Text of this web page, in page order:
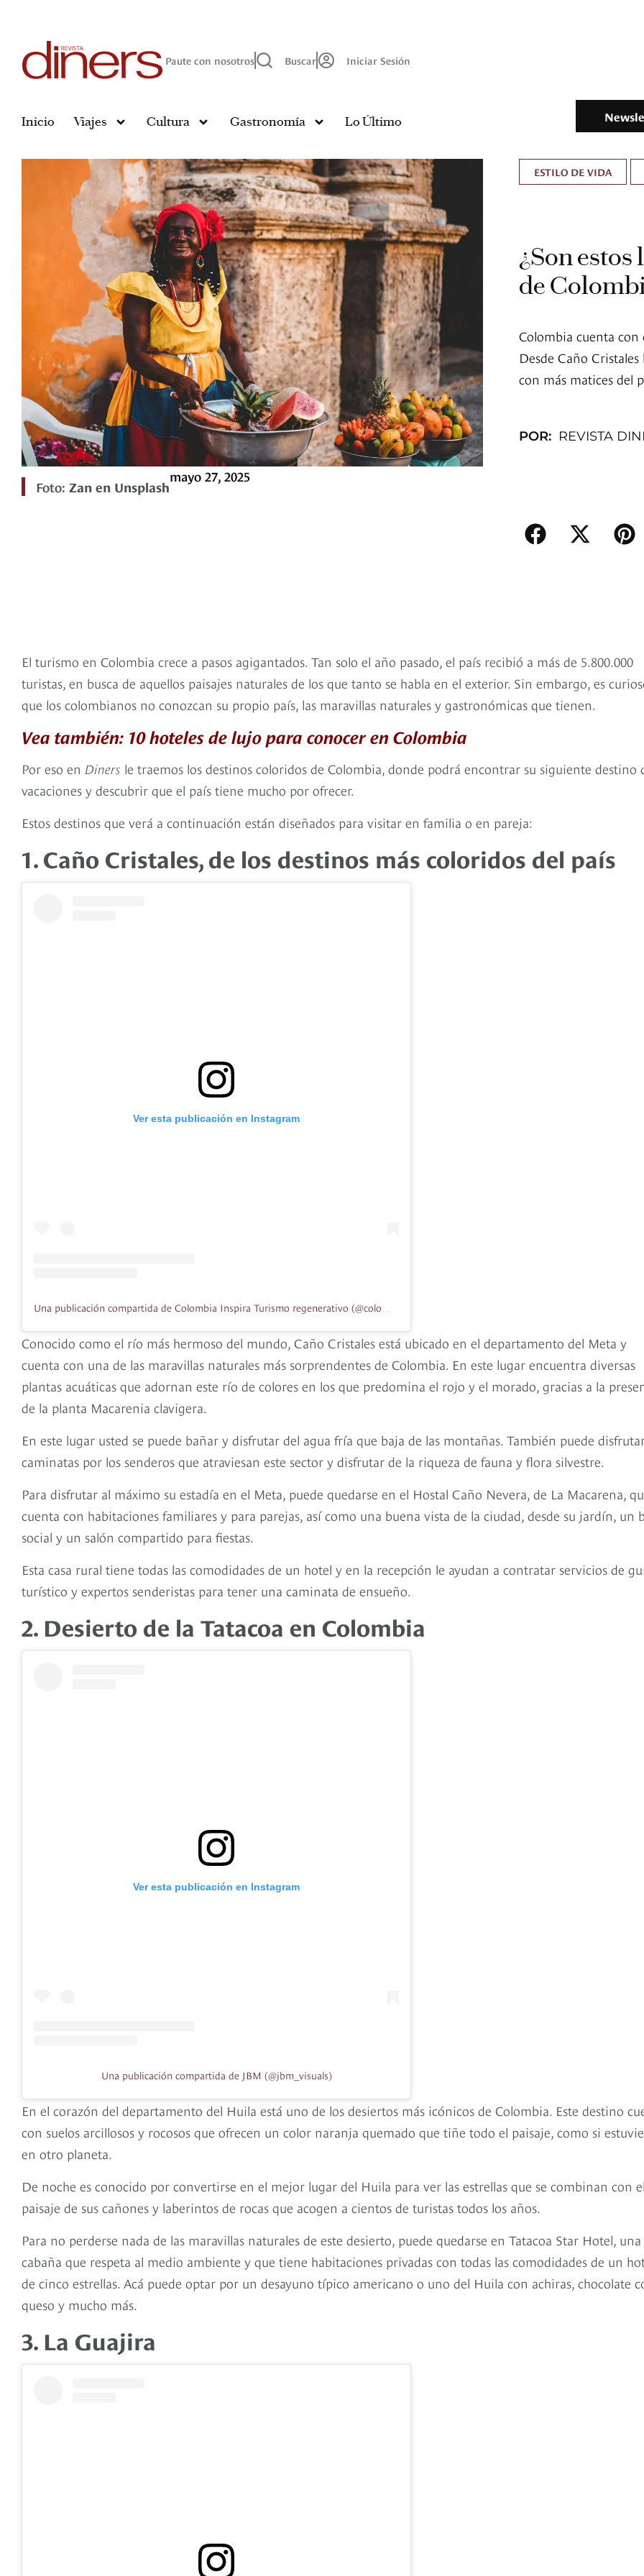
Paute con nosotros Buscar Iniciar Sesión
Inicio Viajes Cultura Gastronomía Lo Último
Foto: Zan en Unsplash
mayo 27, 2025
ESTILO DE VIDA
¿Son
de
Colombia cuenta con
Desde Caño
con más matices del
POR: REVISTA
El turismo en Colombia crece a pasos agigantados. Tan solo el año pasado, el país recibió a más de 5.800.000
turistas, en busca de aquellos paisajes naturales de los que tanto se habla en el exterior. Sin embargo, es
que los colombianos no conozcan su propio país, las maravillas naturales y gastronómicas que tienen.
Vea también: 10 hoteles de lujo para conocer en Colombia
Por eso en Diners le traemos los destinos coloridos de Colombia, donde podrá encontrar su siguiente destino
vacaciones y descubrir que el país tiene mucho por ofrecer.
Estos destinos que verá a continuación están diseñados para visitar en familia o en pareja:
1. Caño Cristales, de los destinos más coloridos del país
Ver esta publicación en Instagram
Conocido como el río más hermoso del mundo, Caño Cristales está ubicado en el departamento del Meta y
cuenta con una de las maravillas naturales más sorprendentes de Colombia. En este lugar encuentra diversas
plantas acuáticas que adornan este río de colores en los que predomina el rojo y el morado, gracias a la
de la planta Macarenia clavigera.
En este lugar usted se puede bañar y disfrutar del agua fría que baja de las montañas. También puede
caminatas por los senderos que atraviesan este sector y disfrutar de la riqueza de fauna y flora silvestre.
Para disfrutar al máximo su estadía en el Meta, puede quedarse en el Hostal Caño Nevera, de La Macarena,
cuenta con habitaciones familiares y para parejas, así como una buena vista de la ciudad, desde su jardín, un
social y un salón compartido para fiestas.
Esta casa rural tiene todas las comodidades de un hotel y en la recepción le ayudan a contratar servicios de
turístico y expertos senderistas para tener una caminata de ensueño.
2. Desierto de la Tatacoa en Colombia
Ver esta publicación en Instagram
Una publicación compartida de JBM (@jbm_visuals)
En el corazón del departamento del Huila está uno de los desiertos más icónicos de Colombia. Este destino
con suelos arcillosos y rocosos que ofrecen un color naranja quemado que tiñe todo el paisaje, como si
en otro planeta.
De noche es conocido por convertirse en el mejor lugar del Huila para ver las estrellas que se combinan con el
paisaje de sus cañones y laberintos de rocas que acogen a cientos de turistas todos los años.
Para no perderse nada de las maravillas naturales de este desierto, puede quedarse en Tatacoa Star Hotel, una
cabaña que respeta al medio ambiente y que tiene habitaciones privadas con todas las comodidades de un
de cinco estrellas. Acá puede optar por un desayuno típico americano o uno del Huila con achiras, chocolate
queso y mucho más.
3. La Guajira